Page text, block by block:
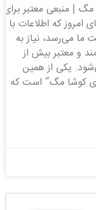
| منبعی معتبر برای
امروز که اطلاعات با
می‌رسد، نیاز به
و معتبر بیش از
یکی از همین
کوشا مگ” است که